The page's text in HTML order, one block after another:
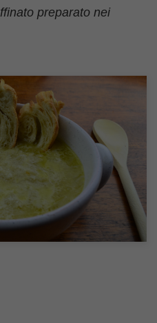
preparato nei